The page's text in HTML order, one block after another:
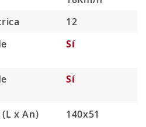
12
Sí
Sí
x An)
140x51